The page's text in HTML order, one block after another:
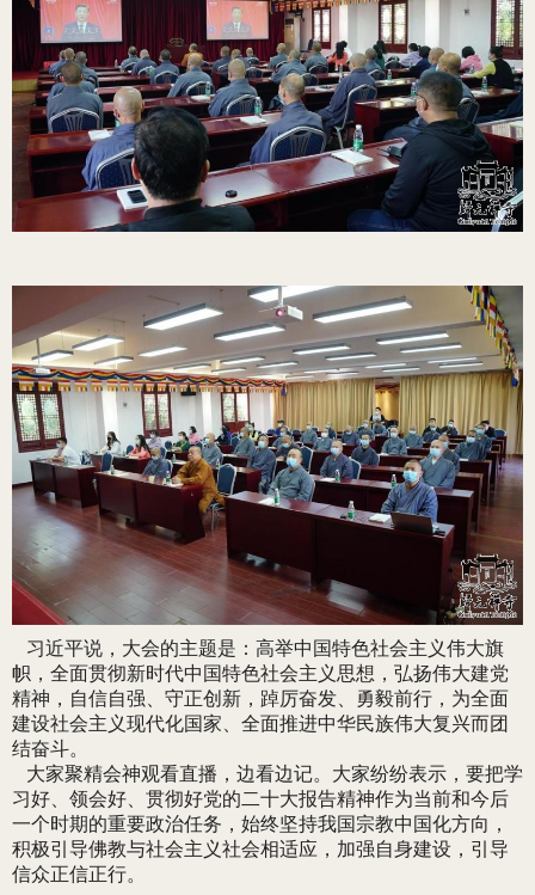
习近平说，大会的主题是：高举中国特色社会主义伟大旗
帜，全面贯彻新时代中国特色社会主义思想，弘扬伟大建党
精神，自信自强、守正创新，踔厉奋发、勇毅前行，为全面
建设社会主义现代化国家、全面推进中华民族伟大复兴而团
结奋斗。
大家聚精会神观看直播，边看边记。大家纷纷表示，要把学
习好、领会好、贯彻好党的二十大报告精神作为当前和今后
一个时期的重要政治任务，始终坚持我国宗教中国化方向，
积极引导佛教与社会主义社会相适应，加强自身建设，引导
信众正信正行。